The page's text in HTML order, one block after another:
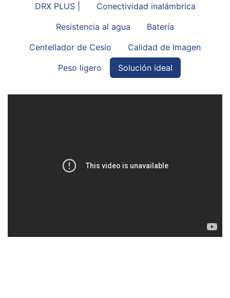
DRX PLUS |
Conectividad inalámbrica
Resistencia al agua
Batería
Centellador de Cesio
Calidad de Imagen
Peso ligero
Solución ideal